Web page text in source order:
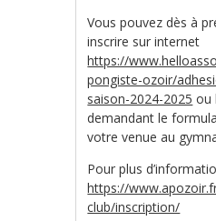
Vous pouvez dès à
inscrire sur internet
https://
pongiste-ozoir/
saison-2024-2025 ou
demandant le
votre venue au
Pour plus
https://
club/inscription/